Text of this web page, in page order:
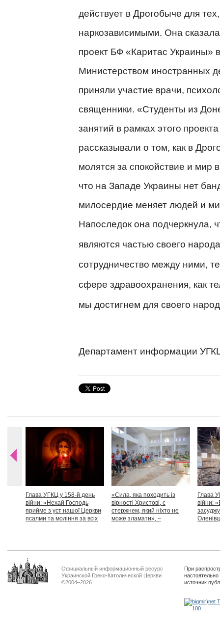
действует в Дрогобыче для
наркозависимыми. Она
проект БФ «Каритас Украины»
Министерством иностранных
приняли участие врачи,
священники. «Студенты из
занятий в рамках этого
рассказывали о том, как в
молятся за спокойствие и мир
что на Западе Украины нет
милосердие меняет людей и
Напоследок она подчеркнула,
являются частью своего
сотрудничество между ними,
сфере здравоохранения, как
мы достигнем для своего
Департамент информации
Глава УГКЦ у 158-й день
війни: «Нехай Господь
прийме з уст нашої Церкви
псалми та моління за всіх
«Сила, яка походить із
вірності Христові, є
стержнем, який ніхто не
може зламати», –
Глава
війни:
Официальный информационный ресурс
Украинской Греко-Католической Церкви
©2004–2026
При
источник